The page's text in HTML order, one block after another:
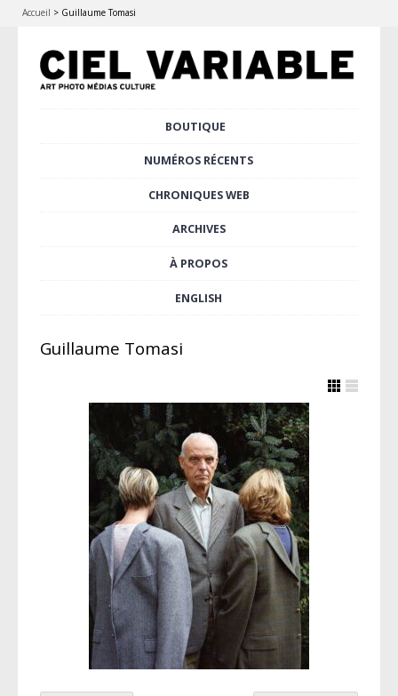
Accueil > Guillaume Tomasi
BOUTIQUE
NUMÉROS RÉCENTS
CHRONIQUES WEB
ARCHIVES
À PROPOS
ENGLISH
Guillaume Tomasi